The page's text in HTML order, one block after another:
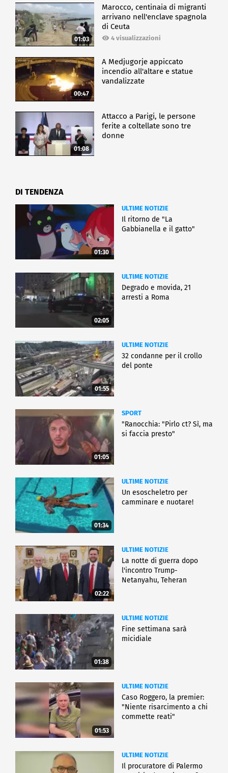
01:03
Marocco, centinaia di migranti
arrivano nell'enclave spagnola
di Ceuta
4 visualizzazioni
00:47
A Medjugorje appiccato
incendio all'altare e statue
vandalizzate
01:08
Attacco a Parigi, le persone
ferite a coltellate sono tre
donne
DI TENDENZA
01:30
ULTIME NOTIZIE
Il ritorno de "La
Gabbianella e il gatto"
02:05
ULTIME NOTIZIE
Degrado e movida, 21
arresti a Roma
01:55
ULTIME NOTIZIE
32 condanne per il crollo
del ponte
01:05
SPORT
"Ranocchia: "Pirlo ct? Sì, ma
si faccia presto"
01:34
ULTIME NOTIZIE
Un esoscheletro per
camminare e nuotare!
02:22
ULTIME NOTIZIE
La notte di guerra dopo
l'incontro Trump-
Netanyahu, Teheran
01:38
ULTIME NOTIZIE
Fine settimana sarà
micidiale
01:53
ULTIME NOTIZIE
Caso Roggero, la premier:
"Niente risarcimento a chi
commette reati"
ULTIME NOTIZIE
Il procuratore di Palermo